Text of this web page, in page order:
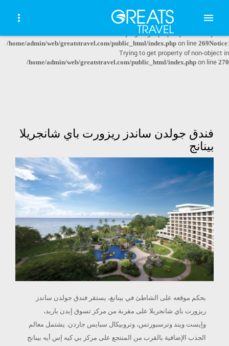
ip=10.5.176.110): failed to open stream: HTTP request failed! HTTP/1.1 403
Forbidden in
/home/admin/web/greatstravel.com/public_html/index.php on line
: Trying to get property of non-object in
/home/admin/web/greatstravel.com/public_html/index.php on line 269Notice:
Trying to get property of non-object in
/home/admin/web/greatstravel.com/public_html/index.php on line 270
فندق جولدن ساندز ريزورت باي شانجريلا
بينانج
بحكم موقعه على الشاطئ في بينانغ، يستقر فندق جولدن ساندز
ريزورت باي شانجريلا على مقربة من مركز تسوق إيدن باريد،
وإيست ويند وترسبورتس، وتروبيكال سبايس جاردن. يشتمل معالم
الجذب الإضافية بالقرب من المنتجع على مركز بي كيه إس أيه بينانج